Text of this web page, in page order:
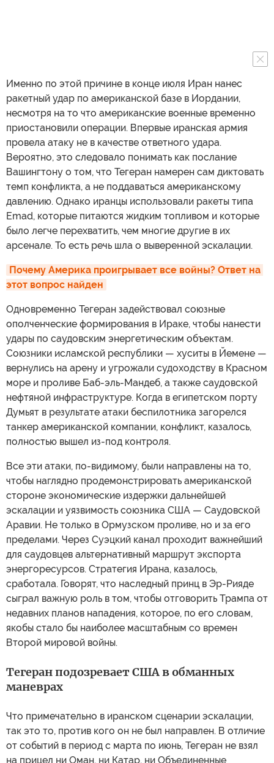
Именно по этой причине в конце июля Иран нанес
ракетный удар по американской базе в Иордании,
несмотря на то что американские военные временно
приостановили операции. Впервые иранская армия
провела атаку не в качестве ответного удара.
Вероятно, это следовало понимать как послание
Вашингтону о том, что Тегеран намерен сам диктовать
темп конфликта, а не поддаваться американскому
давлению. Однако иранцы использовали ракеты типа
Emad, которые питаются жидким топливом и которые
было легче перехватить, чем многие другие в их
арсенале. То есть речь шла о выверенной эскалации.
Почему Америка проигрывает все войны? Ответ на
этот вопрос найден
Одновременно Тегеран задействовал союзные
ополченческие формирования в Ираке, чтобы нанести
удары по саудовским энергетическим объектам.
Союзники исламской республики — хуситы в Йемене —
вернулись на арену и угрожали судоходству в Красном
море и проливе Баб-эль-Мандеб, а также саудовской
нефтяной инфраструктуре. Когда в египетском порту
Думьят в результате атаки беспилотника загорелся
танкер американской компании, конфликт, казалось,
полностью вышел из-под контроля.
Все эти атаки, по-видимому, были направлены на то,
чтобы наглядно продемонстрировать американской
стороне экономические издержки дальнейшей
эскалации и уязвимость союзника США — Саудовской
Аравии. Не только в Ормузском проливе, но и за его
пределами. Через Суэцкий канал проходит важнейший
для саудовцев альтернативный маршрут экспорта
энергоресурсов. Стратегия Ирана, казалось,
сработала. Говорят, что наследный принц в Эр-Рияде
сыграл важную роль в том, чтобы отговорить Трампа от
недавних планов нападения, которое, по его словам,
якобы стало бы наиболее масштабным со времен
Второй мировой войны.
Тегеран подозревает США в обманных
маневрах
Что примечательно в иранском сценарии эскалации,
так это то, против кого он не был направлен. В отличие
от событий в период с марта по июнь, Тегеран не взял
на прицел ни Оман, ни Катар, ни Объединенные